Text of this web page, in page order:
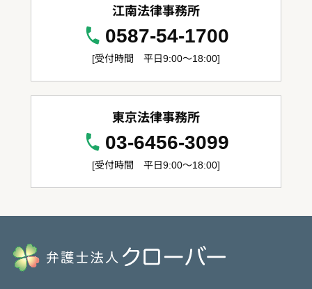
江南法律事務所
0587-54-1700
[受付時間 平日9:00～18:00]
東京法律事務所
03-6456-3099
[受付時間 平日9:00～18:00]